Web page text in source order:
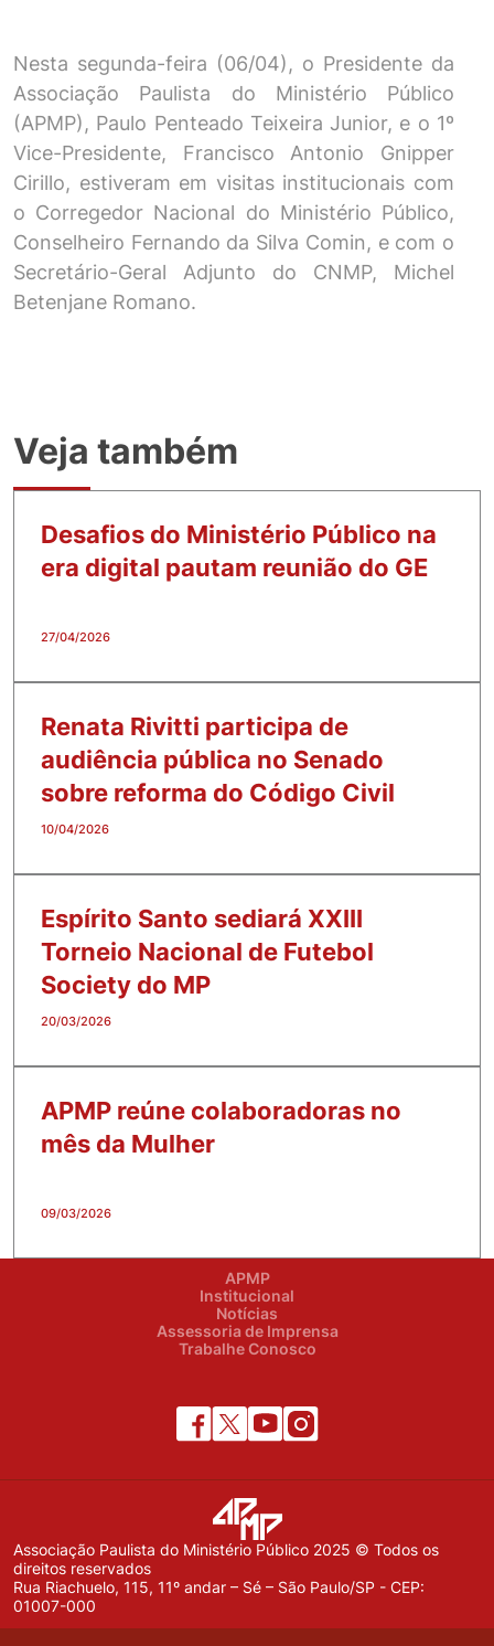
Nesta segunda-feira (06/04), o Presidente da
Associação Paulista do Ministério Público
(APMP), Paulo Penteado Teixeira Junior, e o 1º
Vice-Presidente, Francisco Antonio Gnipper
Cirillo, estiveram em visitas institucionais com
o Corregedor Nacional do Ministério Público,
Conselheiro Fernando da Silva Comin, e com o
Secretário-Geral Adjunto do CNMP, Michel
Betenjane Romano.
Veja também
Desafios do Ministério Público na
era digital pautam reunião do GE
27/04/2026
Renata Rivitti participa de
audiência pública no Senado
sobre reforma do Código Civil
10/04/2026
Espírito Santo sediará XXIII
Torneio Nacional de Futebol
Society do MP
20/03/2026
APMP reúne colaboradoras no
mês da Mulher
09/03/2026
APMP
Institucional
Notícias
Assessoria de Imprensa
Trabalhe Conosco
Associação Paulista do Ministério Público 2025 © Todos os
direitos reservados
Rua Riachuelo, 115, 11º andar – Sé – São Paulo/SP - CEP:
01007-000